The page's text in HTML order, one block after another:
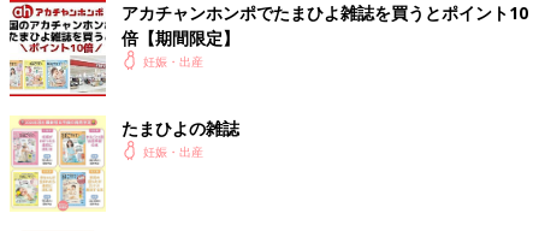
アカチャンホンポでたまひよ雑誌を買うとポイント10
倍【期間限定】
妊娠・出産
たまひよの雑誌
妊娠・出産